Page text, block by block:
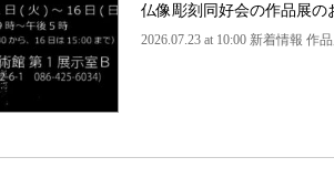
仏像彫刻同好会の作品展の
2026.07.23 at 10:00 新着情報 作